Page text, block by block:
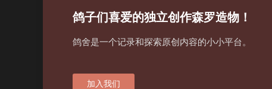
鸽子们喜爱的独立创作森罗造物！
鸽舍是一个记录和探索原创内容的小小平台。
加入我们